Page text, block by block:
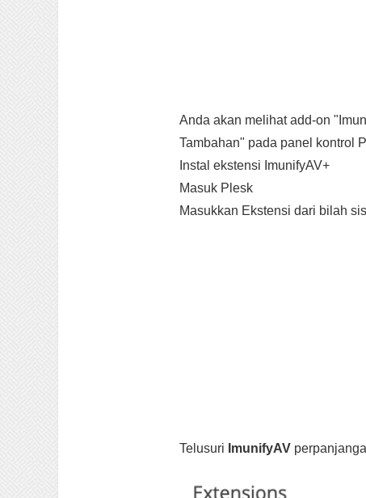
Anda akan melihat add-on
Tambahan" pada panel kontrol
Instal ekstensi ImunifyAV+
Masuk Plesk
Masukkan Ekstensi dari bilah
Telusuri ImunifyAV